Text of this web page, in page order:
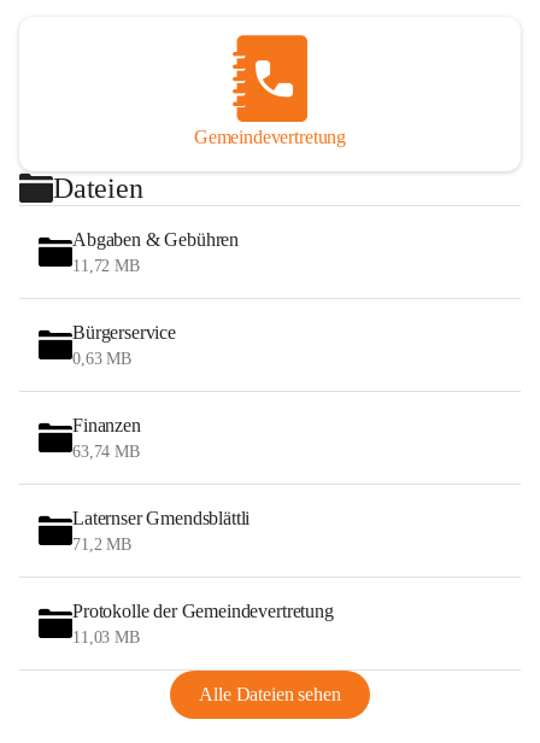
Gemeindevertretung
Dateien
Abgaben & Gebühren
11,72 MB
Bürgerservice
0,63 MB
Finanzen
63,74 MB
Laternser Gmendsblättli
71,2 MB
Protokolle der Gemeindevertretung
11,03 MB
Alle Dateien sehen